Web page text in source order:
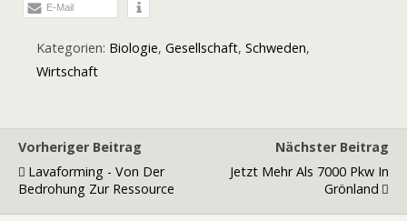
E-Mail
Kategorien: Biologie, Gesellschaft, Schweden,
Wirtschaft
Vorheriger Beitrag
Lavaforming - Von Der
Bedrohung Zur Ressource
Nächster Beitrag
Jetzt Mehr Als 7000 Pkw In
Grönland